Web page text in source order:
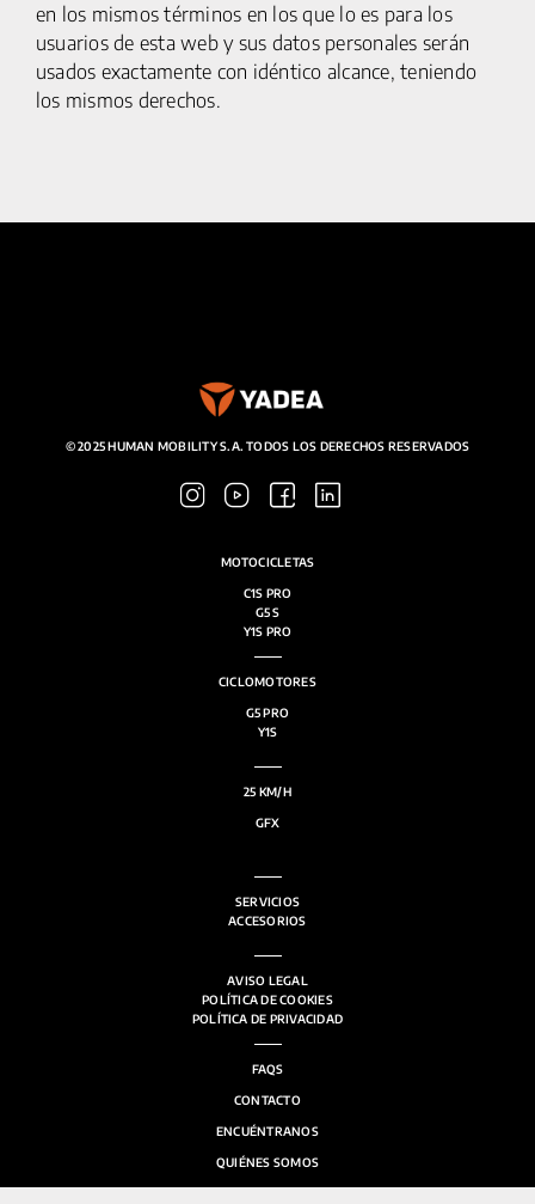
en los mismos términos en los que lo es para los
usuarios de esta web y sus datos personales serán
usados exactamente con idéntico alcance, teniendo
los mismos derechos.
© 2025 HUMAN MOBILITY S.A. TODOS LOS DERECHOS RESERVADOS
MOTOCICLETAS
C1S PRO
G5 S
Y1S PRO
CICLOMOTORES
G5 PRO
Y1S
25 KM/H
GFX
SERVICIOS
ACCESORIOS
AVISO LEGAL
POLÍTICA DE COOKIES
POLÍTICA DE PRIVACIDAD
FAQS
CONTACTO
ENCUÉNTRANOS
QUIÉNES SOMOS